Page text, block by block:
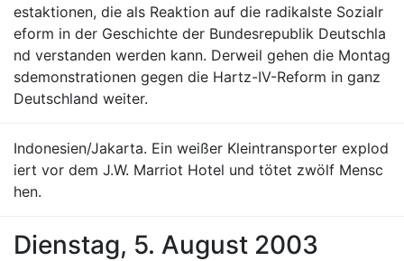
estaktionen, die als Reaktion auf die radikalste Sozialr
eform in der Geschichte der Bundesrepublik Deutschla
nd verstanden werden kann. Derweil gehen die Montag
sdemonstrationen gegen die Hartz-IV-Reform in ganz
Deutschland weiter.
Indonesien/Jakarta. Ein weißer Kleintransporter explod
iert vor dem J.W. Marriot Hotel und tötet zwölf Mensc
hen.
Dienstag, 5. August 2003